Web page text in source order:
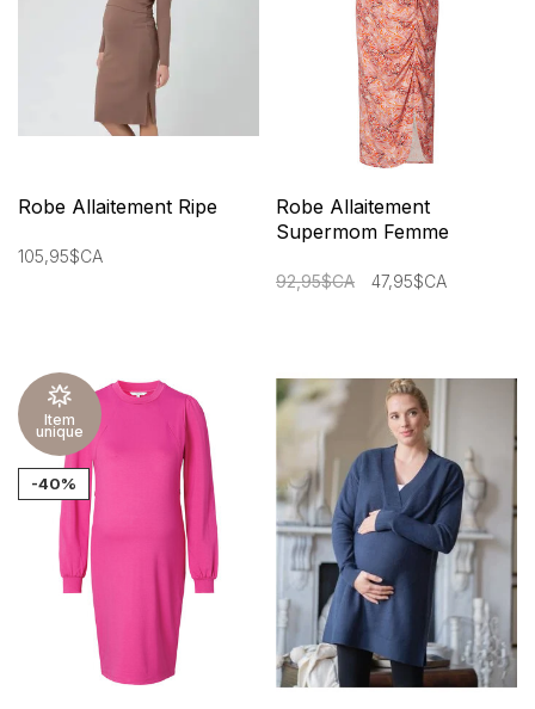
Robe Allaitement Ripe
105,95$CA
Robe Allaitement
Supermom Femme
92,95$CA 47,95$CA
Item
unique
-40%